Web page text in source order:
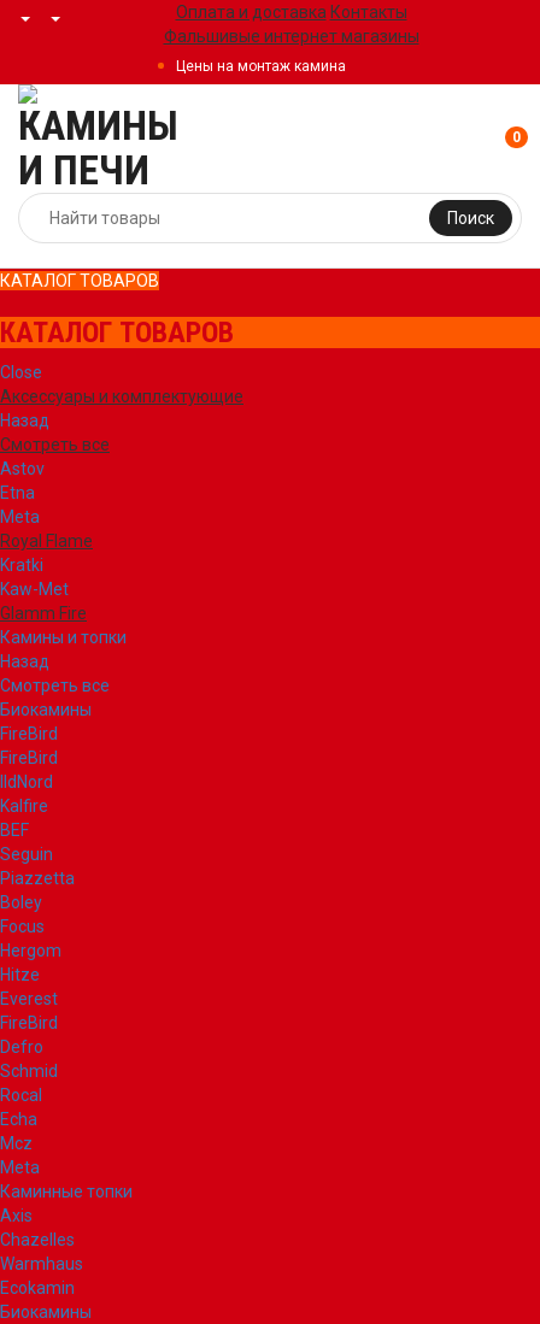
Оплата и доставка Контакты
Фальшивые интернет магазины
Цены на монтаж камина
Поиск
0
КАТАЛОГ ТОВАРОВ
КАТАЛОГ ТОВАРОВ
Close
Аксессуары и комплектующие
Назад
Смотреть все
Astov
Etna
Meta
Royal Flame
Kratki
Kaw-Met
Glamm Fire
Камины и топки
Назад
Смотреть все
Биокамины
FireBird
FireBird
IldNord
Kalfire
BEF
Seguin
Piazzetta
Boley
Focus
Hergom
Hitze
Everest
FireBird
Defro
Schmid
Rocal
Echa
Mcz
Meta
Каминные топки
Axis
Chazelles
Warmhaus
Ecokamin
Биокамины